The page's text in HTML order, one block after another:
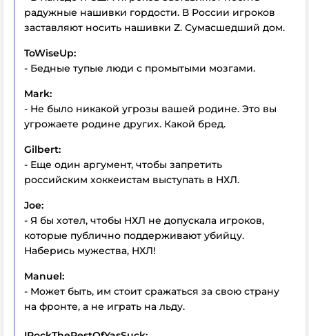
радужные нашивки гордости. В России игроков
заставляют носить нашивки Z. Сумасшедший дом.
ToWiseUp:
- Бедные тупые люди с промытыми мозгами.
Mark:
- Не было никакой угрозы вашей родине. Это вы
угрожаете родине других. Какой бред.
Gilbert:
- Еще один аргумент, чтобы запретить
российским хоккеистам выступать в НХЛ.
Joe:
- Я бы хотел, чтобы НХЛ не допускала игроков,
которые публично поддерживают убийцу.
Наберись мужества, НХЛ!
Manuel:
- Может быть, им стоит сражаться за свою страну
на фронте, а не играть на льду.